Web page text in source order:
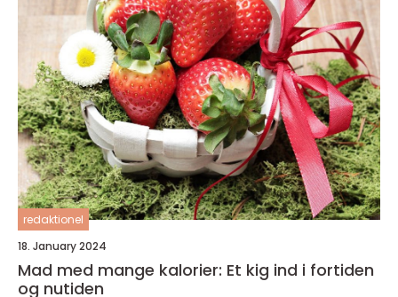
redaktionel
18. January 2024
Mad med mange kalorier: Et kig ind i fortiden
og nutiden